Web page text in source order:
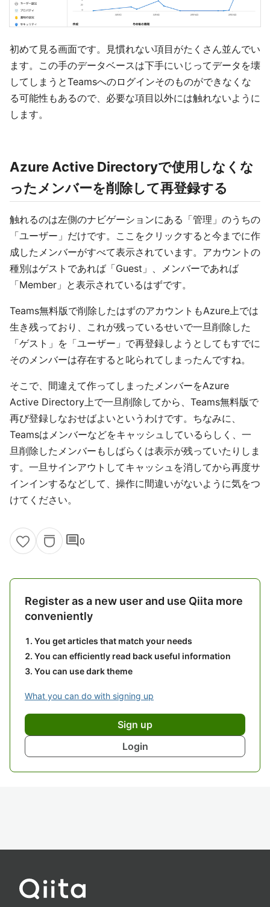
初めて見る画面です。見慣れない項目がたくさん並んでい
ます。この手のデータベースは下手にいじってデータを壊
してしまうとTeamsへのログインそのものができなくな
る可能性もあるので、必要な項目以外には触れないように
します。
Azure Active Directoryで使用しなくな
ったメンバーを削除して再登録する
触れるのは左側のナビゲーションにある「管理」のうちの
「ユーザー」だけです。ここをクリックすると今までに作
成したメンバーがすべて表示されています。アカウントの
種別はゲストであれば「Guest」、メンバーであれば
「Member」と表示されているはずです。
Teams無料版で削除したはずのアカウントもAzure上では
生き残っており、これが残っているせいで一旦削除した
「ゲスト」を「ユーザー」で再登録しようとしてもすでに
そのメンバーは存在すると叱られてしまったんですね。
そこで、間違えて作ってしまったメンバーをAzure
Active Directory上で一旦削除してから、Teams無料版で
再び登録しなおせばよいというわけです。ちなみに、
Teamsはメンバーなどをキャッシュしているらしく、一
旦削除したメンバーもしばらくは表示が残っていたりしま
す。一旦サインアウトしてキャッシュを消してから再度サ
インインするなどして、操作に間違いがないように気をつ
けてください。
comment0
Register as a new user and use Qiita more
conveniently
You get articles that match your needs
You can efficiently read back useful information
You can use dark theme
What you can do with signing up
Sign up
Login